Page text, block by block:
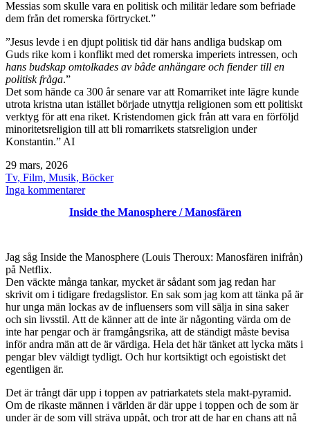
Messias som skulle vara en politisk och militär ledare som befriade
dem från det romerska förtrycket.”
”Jesus levde i en djupt politisk tid där hans andliga budskap om
Guds rike kom i konflikt med det romerska imperiets intressen, och
hans budskap omtolkades av både anhängare och fiender till en
politisk fråga.”
Det som hände ca 300 år senare var att Romarriket inte lägre kunde
utrota kristna utan istället började utnyttja religionen som ett politiskt
verktyg för att ena riket. Kristendomen gick från att vara en förföljd
minoritetsreligion till att bli romarrikets statsreligion under
Konstantin.” AI
Publicerat
den
29 mars, 2026
Kategoriserat
som
Tv, Film, Musik, Böcker
Inga kommentarertill
/
Inside the Manosphere / Manosfären
Jag såg Inside the Manosphere (Louis Theroux: Manosfären inifrån)
på Netflix.
Den väckte många tankar, mycket är sådant som jag redan har
skrivit om i tidigare fredagslistor. En sak som jag kom att tänka på är
hur unga män lockas av de influensers som vill sälja in sina saker
och sin livsstil. Att de känner att de inte är någonting värda om de
inte har pengar och är framgångsrika, att de ständigt måste bevisa
inför andra män att de är värdiga. Hela det här tänket att lycka mäts i
pengar blev väldigt tydligt. Och hur kortsiktigt och egoistiskt det
egentligen är.
Det är trångt där upp i toppen av patriarkatets stela makt-pyramid.
Om de rikaste männen i världen är där uppe i toppen och de som är
under är de som vill sträva uppåt, och tror att de har en chans att nå